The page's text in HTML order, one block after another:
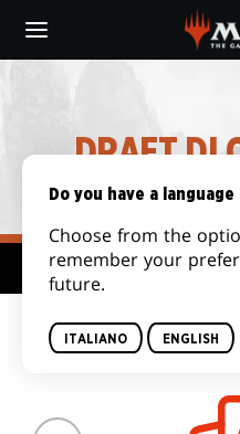
main
DRAFT DI
Hub
Do you have a
Choose from the
remember your
future.
ITALIANO ENGLISH